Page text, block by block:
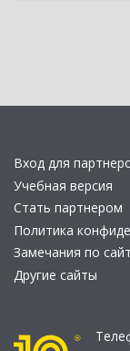
Вход для
Учебная версия
Стать партнером
Политика
Замечания по
Другие сайты